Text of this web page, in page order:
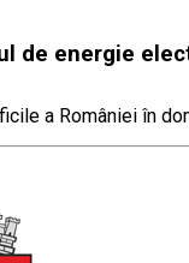
de energie
a României în